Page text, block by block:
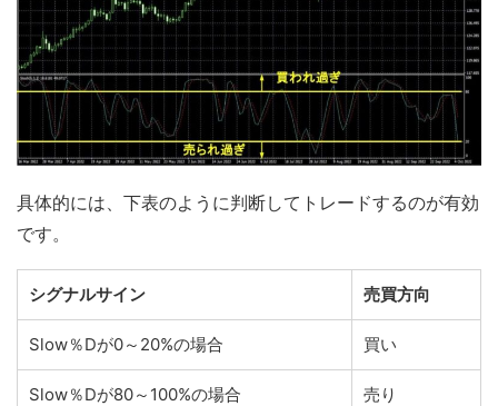
具体的には、下表のように判断してトレードするのが有効
です。
シグナルサイン 売買方向
Slow％Dが0～20%の場合 買い
Slow％Dが80～100%の場合 売り